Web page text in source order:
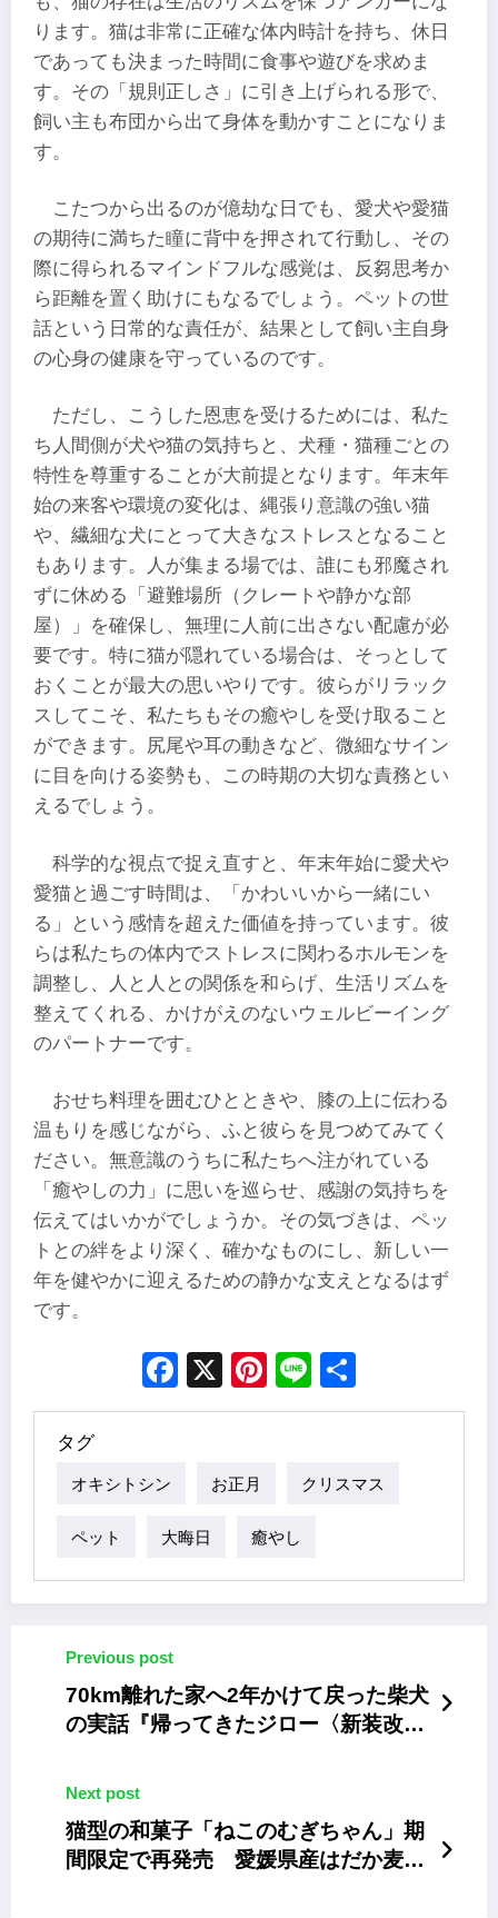
ります。猫は非常に正確な体内時計を持ち、休日
であっても決まった時間に食事や遊びを求めま
す。その「規則正しさ」に引き上げられる形で、
飼い主も布団から出て身体を動かすことになりま
す。
こたつから出るのが億劫な日でも、愛犬や愛猫
の期待に満ちた瞳に背中を押されて行動し、その
際に得られるマインドフルな感覚は、反芻思考か
ら距離を置く助けにもなるでしょう。ペットの世
話という日常的な責任が、結果として飼い主自身
の心身の健康を守っているのです。
ただし、こうした恩恵を受けるためには、私た
ち人間側が犬や猫の気持ちと、犬種・猫種ごとの
特性を尊重することが大前提となります。年末年
始の来客や環境の変化は、縄張り意識の強い猫
や、繊細な犬にとって大きなストレスとなること
もあります。人が集まる場では、誰にも邪魔され
ずに休める「避難場所（クレートや静かな部
屋）」を確保し、無理に人前に出さない配慮が必
要です。特に猫が隠れている場合は、そっとして
おくことが最大の思いやりです。彼らがリラック
スしてこそ、私たちもその癒やしを受け取ること
ができます。尻尾や耳の動きなど、微細なサイン
に目を向ける姿勢も、この時期の大切な責務とい
えるでしょう。
科学的な視点で捉え直すと、年末年始に愛犬や
愛猫と過ごす時間は、「かわいいから一緒にい
る」という感情を超えた価値を持っています。彼
らは私たちの体内でストレスに関わるホルモンを
調整し、人と人との関係を和らげ、生活リズムを
整えてくれる、かけがえのないウェルビーイング
のパートナーです。
おせち料理を囲むひとときや、膝の上に伝わる
温もりを感じながら、ふと彼らを見つめてみてく
ださい。無意識のうちに私たちへ注がれている
「癒やしの力」に思いを巡らせ、感謝の気持ちを
伝えてはいかがでしょうか。その気づきは、ペッ
トとの絆をより深く、確かなものにし、新しい一
年を健やかに迎えるための静かな支えとなるはず
です。
Facebook
X Pinterest
Line
タグ
オキシトシン お正月 クリスマス
ペット 大晦日 癒やし
Previous post
70km離れた家へ2年かけて戻った柴犬
の実話『帰ってきたジロー〈新装改訂
Next post
猫型の和菓子「ねこのむぎちゃん」期
間限定で再発売 愛媛県産はだか麦を